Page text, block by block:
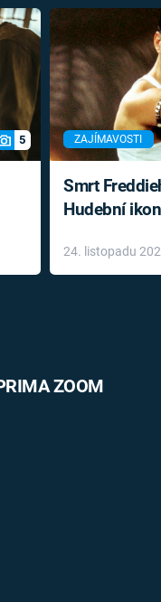
5 ZAJÍMAVOSTI
Smrt
Hudební
léky
24. listopadu
ZOOM